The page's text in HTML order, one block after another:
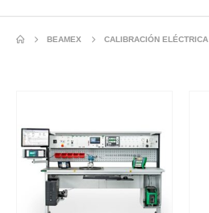
BEAMEX CALIBRACIÓN ELÉCTRICA